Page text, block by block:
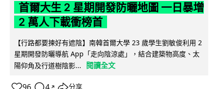
首爾大生 2 星期開發防曬地圖 一日暴增
2 萬人下載衝榜首
【行路都要揀好有遮陰】南韓首爾大學 23 歲學生劉敏俊利用 2
星期開發防曬導航 App「走向陰涼處」，結合建築物高度、太
陽仰角及行道樹陰影...
閱讀全文
↗ 分享